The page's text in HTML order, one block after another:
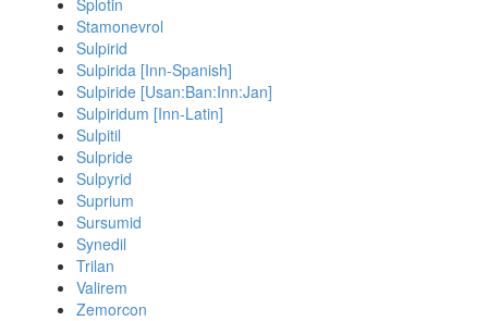
Splotin
Stamonevrol
Sulpirid
Sulpirida [Inn-Spanish]
Sulpiride [Usan:Ban:Inn:Jan]
Sulpiridum [Inn-Latin]
Sulpitil
Sulpride
Sulpyrid
Suprium
Sursumid
Synedil
Trilan
Valirem
Zemorcon